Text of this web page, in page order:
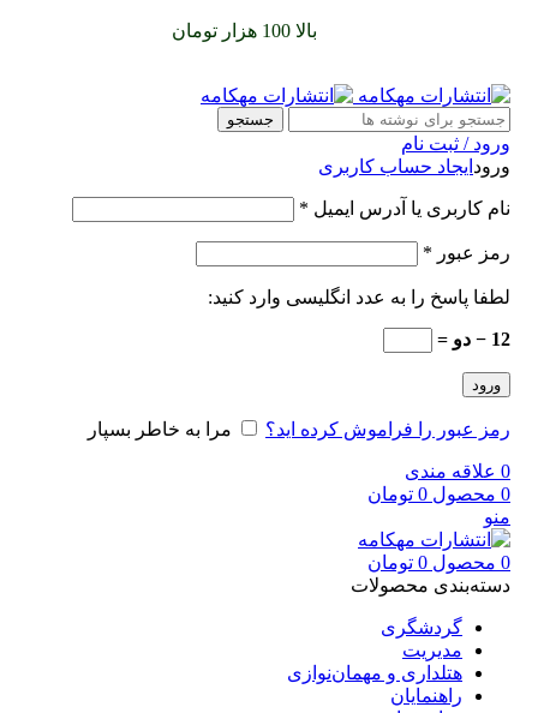
بالا 100 هزار تومان
جستجو
ورود / ثبت نام
ورود ایجاد حساب کاربری
نام کاربری یا آدرس ایمیل *
رمز عبور *
لطفا پاسخ را به عدد انگلیسی وارد کنید:
12 − دو =
ورود
رمز عبور را فراموش کرده اید؟ مرا به خاطر بسپار
0 علاقه مندی
0 محصول 0 تومان
منو
0 محصول 0 تومان
دسته‌بندی محصولات
گردشگری
مدیریت
هتلداری و مهمان‌نوازی
راهنمایان